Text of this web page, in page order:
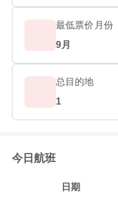
最低票价月份
9月
总目的地
1
今日航班
日期